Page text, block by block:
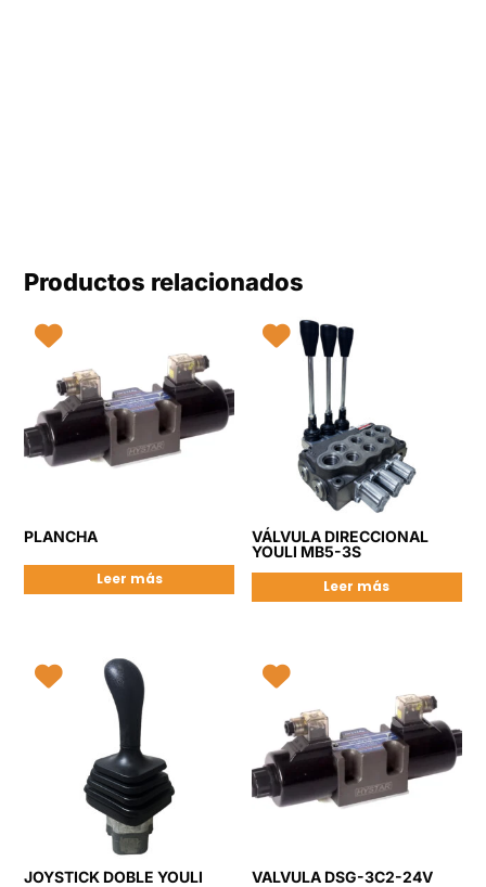
Productos relacionados
PLANCHA
Leer más
VÁLVULA DIRECCIONAL
YOULI MB5-3S
Leer más
JOYSTICK DOBLE YOULI
VALVULA DSG-3C2-24V